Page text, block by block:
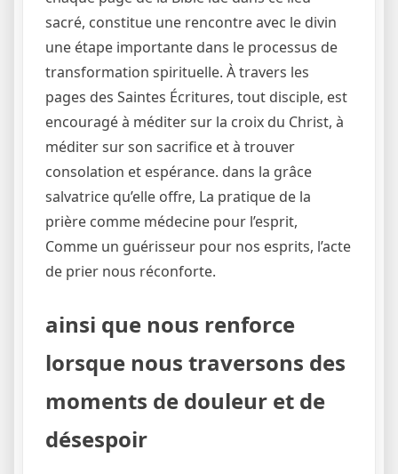
sacré, constitue une rencontre avec le divin
une étape importante dans le processus de
transformation spirituelle. À travers les
pages des Saintes Écritures, tout disciple, est
encouragé à méditer sur la croix du Christ, à
méditer sur son sacrifice et à trouver
consolation et espérance. dans la grâce
salvatrice qu’elle offre, La pratique de la
prière comme médecine pour l’esprit,
Comme un guérisseur pour nos esprits, l’acte
de prier nous réconforte.
ainsi que nous renforce
lorsque nous traversons des
moments de douleur et de
désespoir